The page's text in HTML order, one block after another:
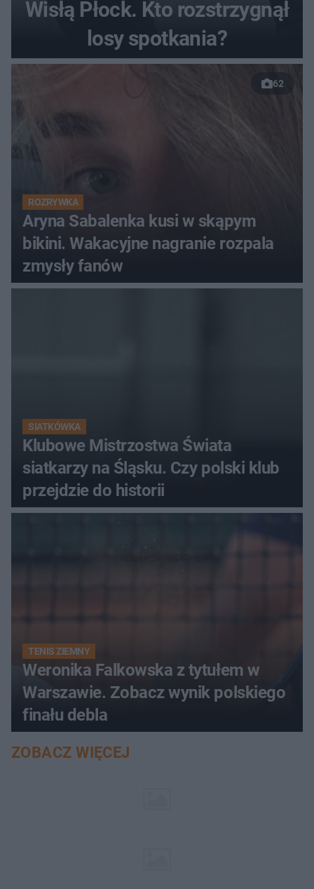
Wisłą Płock. Kto rozstrzygnął
losy spotkania?
62
ROZRYWKA
Aryna Sabalenka kusi w skąpym
bikini. Wakacyjne nagranie rozpala
zmysły fanów
SIATKÓWKA
Klubowe Mistrzostwa Świata
siatkarzy na Śląsku. Czy polski klub
przejdzie do historii
TENIS ZIEMNY
Weronika Falkowska z tytułem w
Warszawie. Zobacz wynik polskiego
finału debla
ZOBACZ WIĘCEJ